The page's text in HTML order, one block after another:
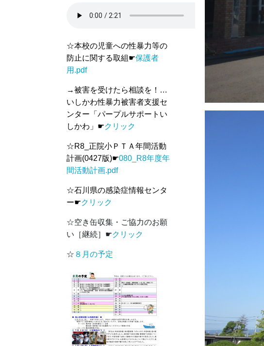
☆本校の児童への性暴力等の
防止に関する取組☛保護者
用.pdf
→被害を受けたら相談を！…
いしかわ性暴力被害者支援セ
ンター「パープルサポートい
しかわ」 ☛クリック
☆R8_正院小ＰＴＡ年間活動
計画(0427版)☛080_R8年度年
間活動計画.pdf
☆石川県の感染症情報センタ
ー☛クリック
☆空き缶収集・ご協力のお願
い［継続］☛クリック
☆ ８月の予定